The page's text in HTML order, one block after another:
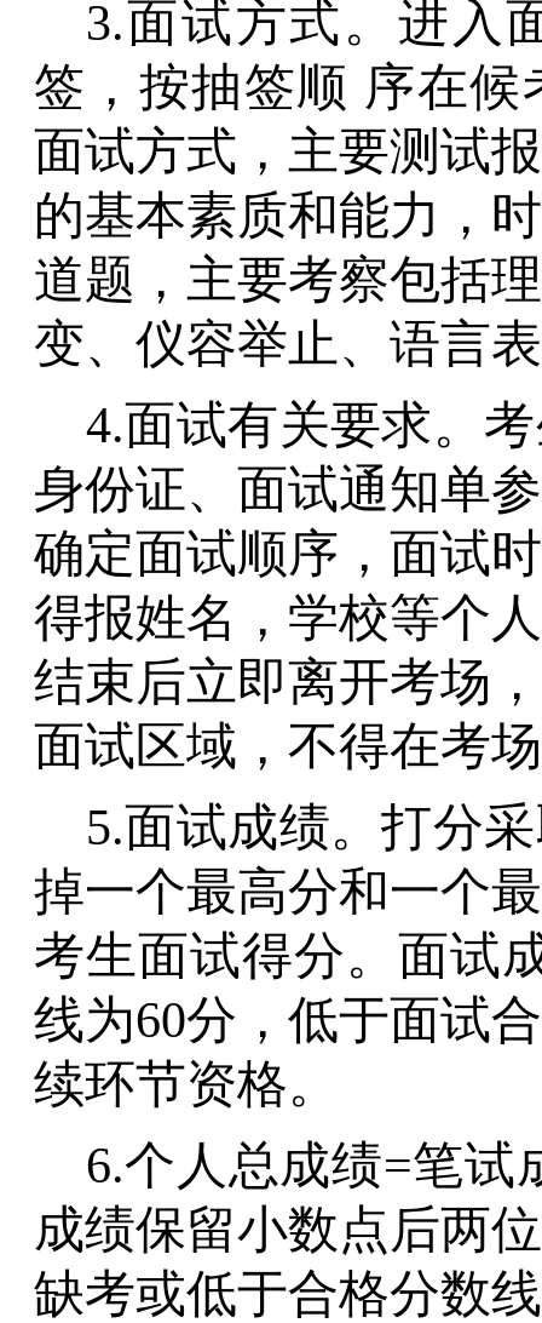
3.面试方式。进入
签，按抽签顺 序在
面试方式，主要测试
的基本素质和能力，
道题，主要考察包括
变、仪容举止、语言
4.面试有关要求。
身份证、面试通知单
确定面试顺序，面试
得报姓名，学校等个
结束后立即离开考场
面试区域，不得在考
5.面试成绩。打分
掉一个最高分和一个
考生面试得分。面试
线为60分，低于面试
续环节资格。
6.个人总成绩=笔试
成绩保留小数点后两
缺考或低于合格分数